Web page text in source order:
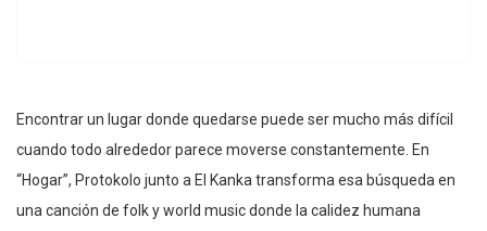
Encontrar un lugar donde quedarse puede ser mucho más difícil
cuando todo alrededor parece moverse constantemente. En
“Hogar”, Protokolo junto a El Kanka transforma esa búsqueda en
una canción de folk y world music donde la calidez humana